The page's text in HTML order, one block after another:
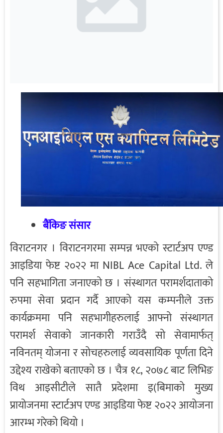
बैंकिङ संसार
विराटनगर । विराटनगरमा सम्पन्न भएको स्टार्टअप एण्ड
आइडिया फेष्ट २०२२ मा NIBL Ace Capital Ltd. ले
पनि सहभागिता जनाएको छ । संस्थागत परामर्शदाताको
रुपमा सेवा प्रदान गर्दै आएको यस कम्पनीले उक्त
कार्यक्रममा पनि सहभागीहरुलाई आफ्नो संस्थागत
परामर्श सेवाको जानकारी गराउँदै सो सेवामार्फत्
नविनतम् योजना र सोचहरुलाई व्यवसायिक पूर्णता दिने
उद्देश्य राखेको बताएको छ । चैत्र १८, २०७८ बाट लिभिङ
विथ आइसीटीले सातै प्रदेशमा इ(बिमाको मुख्य
प्रायोजनमा स्टार्टअप एण्ड आइडिया फेष्ट २०२२ आयोजना
आरम्भ गरेको थियो ।